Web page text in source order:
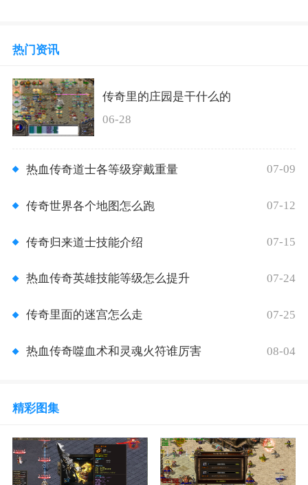
热门资讯
传奇里的庄园是干什么的
06-28
热血传奇道士各等级穿戴重量 07-09
传奇世界各个地图怎么跑 07-12
传奇归来道士技能介绍 07-15
热血传奇英雄技能等级怎么提升 07-24
传奇里面的迷宫怎么走 07-25
热血传奇噬血术和灵魂火符谁厉害 08-04
精彩图集